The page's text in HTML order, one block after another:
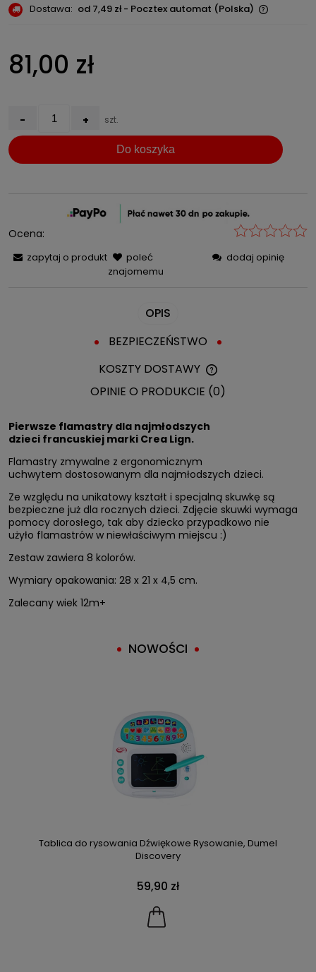
Dostawa: od 7,49 zł - Pocztex automat (Polska)
81,00 zł
- + szt.
Do koszyka
Ocena:
zapytaj o produkt
poleć
znajomemu
dodaj opinię
OPIS
BEZPIECZEŃSTWO
KOSZTY DOSTAWY
CENA NIE ZAWIERA
KOSZTÓW
OPINIE O PRODUKCIE (0)
Pierwsze flamastry dla najmłodszych
dzieci francuskiej marki Crea Lign.
Flamastry zmywalne z ergonomicznym
uchwytem dostosowanym dla najmłodszych dzieci.
Ze względu na unikatowy kształt i specjalną skuwkę są
bezpieczne już dla rocznych dzieci. Zdjęcie skuwki wymaga
pomocy dorosłego, tak aby dziecko przypadkowo nie
użyło flamastrów w niewłaściwym miejscu :)
Zestaw zawiera 8 kolorów.
Wymiary opakowania: 28 x 21 x 4,5 cm.
Zalecany wiek 12m+
NOWOŚCI
Tablica do rysowania Dźwiękowe Rysowanie, Dumel
Discovery
59,90 zł